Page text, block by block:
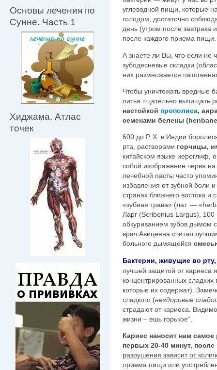
Основы лечения по
Сунне. Часть 1
Хиджама. Атлас
точек
углеводной пищи, которые
голодом, достаточно
день (утром после
после каждого приема пищи.
А знаете ли Вы, что если не
зубодесневые складки
них размножается
Чтобы уничтожать вредные
питья тщательно вычищать
настойкой прополиса,
семенами белены
600 до Р. Х. в Индии
рта, растворами горчицы,
китайском языке иероглиф,
собой изображение червя
лечебной пасты часто
избавления от зубной боли
странах ближнего востока
«зубная трава» (лат. —
Ларг (Scribonius Largus),
обкуриванием зубов дымом
врач Авиценна считал
больного дымящейся
Бактерии, живущие во
лучшей защитой от кариеса
концентрированных сладких
которые их содержат).
сладкого (нездоровые
страдают от кариеса.
жизни – ешь горькое”.
Кариес наносит нам
первых 20-40 минут,
разрушения зависит от
приема пищи или